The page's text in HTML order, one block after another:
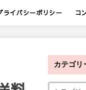
ライバシーポリシー コ
カテゴリ